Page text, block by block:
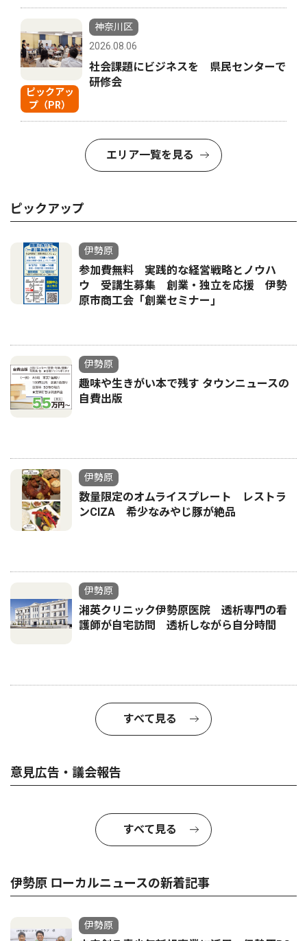
ピックアッ
プ（PR）
神奈川区
2026.08.06
社会課題にビジネスを 県民センターで
研修会
エリア一覧を見る
ピックアップ
伊勢原
参加費無料 実践的な経営戦略とノウハ
ウ 受講生募集 創業・独立を応援 伊勢
原市商工会「創業セミナー｣
伊勢原
趣味や生きがい本で残す タウンニュースの
自費出版
伊勢原
数量限定のオムライスプレート レストラ
ンCIZA 希少なみやじ豚が絶品
伊勢原
湘英クリニック伊勢原医院 透析専門の看
護師が自宅訪問 透析しながら自分時間
すべて見る
意見広告・議会報告
すべて見る
伊勢原 ローカルニュースの新着記事
伊勢原